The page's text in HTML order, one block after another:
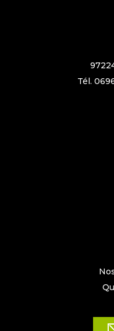
Tél.